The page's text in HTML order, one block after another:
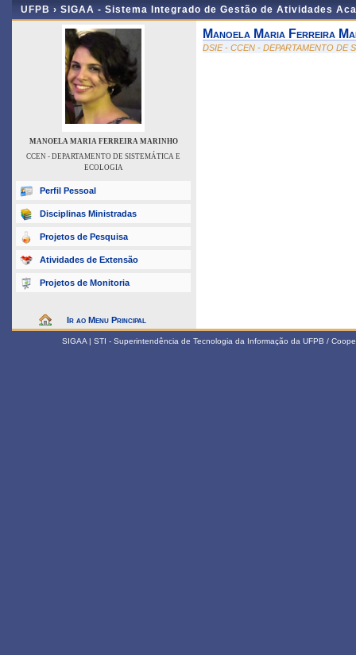
UFPB › SIGAA - Sistema Integrado de Gestão de Atividades
MANOELA MARIA FERREIRA MARINHO
CCEN - DEPARTAMENTO DE SISTEMÁTICA E
ECOLOGIA
Perfil Pessoal
Disciplinas Ministradas
Projetos de Pesquisa
Atividades de Extensão
Projetos de Monitoria
Ir ao Menu Principal
Manoela Maria Ferreira
DSIE - CCEN - DEPARTAMENTO DE
SIGAA | STI - Superintendência de Tecnologia da Informação da UFPB /